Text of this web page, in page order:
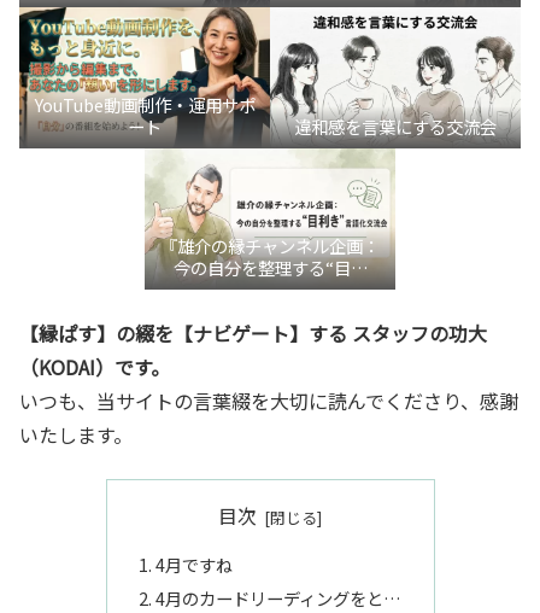
YouTube動画制作・運用サポ
ート
違和感を言葉にする交流会
『雄介の縁チャンネル企画：
今の自分を整理する“目利
き”言語化交流会』
【縁ぱす】の綴を【ナビゲート】する スタッフの功大
（KODAI）です。
いつも、当サイトの言葉綴を大切に読んでくださり、感謝
いたします。
目次
4月ですね
4月のカードリーディングをと…